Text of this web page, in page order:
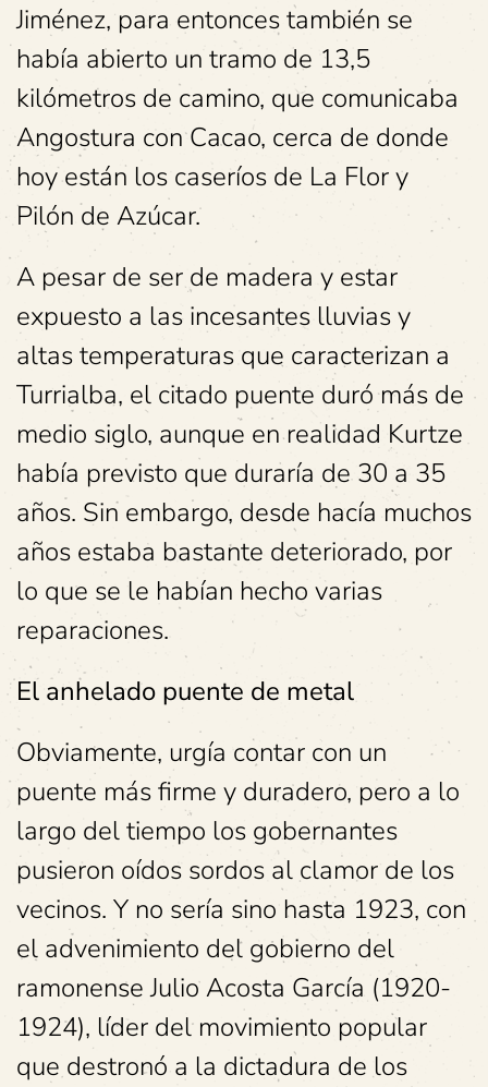
Jiménez, para entonces también se
había abierto un tramo de 13,5
kilómetros de camino, que comunicaba
Angostura con Cacao, cerca de donde
hoy están los caseríos de La Flor y
Pilón de Azúcar.
A pesar de ser de madera y estar
expuesto a las incesantes lluvias y
altas temperaturas que caracterizan a
Turrialba, el citado puente duró más de
medio siglo, aunque en realidad Kurtze
había previsto que duraría de 30 a 35
años. Sin embargo, desde hacía muchos
años estaba bastante deteriorado, por
lo que se le habían hecho varias
reparaciones.
El anhelado puente de metal
Obviamente, urgía contar con un
puente más firme y duradero, pero a lo
largo del tiempo los gobernantes
pusieron oídos sordos al clamor de los
vecinos. Y no sería sino hasta 1923, con
el advenimiento del gobierno del
ramonense Julio Acosta García (1920-
1924), líder del movimiento popular
que destronó a la dictadura de los